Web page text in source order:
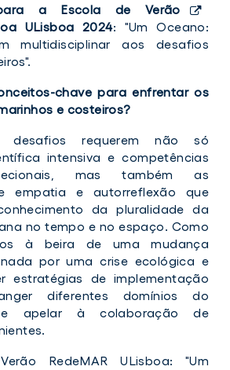
a Escola de Verão
ULisboa 2024: "Um Oceano:
multidisciplinar aos desafios
chave para enfrentar os
e costeiros?
desafios requerem não só
intensiva e competências
mas também as
empatia e autorreflexão que
da pluralidade da
no tempo e no espaço. Como
à beira de uma mudança
por uma crise ecológica e
estratégias de implementação
diferentes domínios do
e apelar à colaboração de
RedeMAR ULisboa: "Um